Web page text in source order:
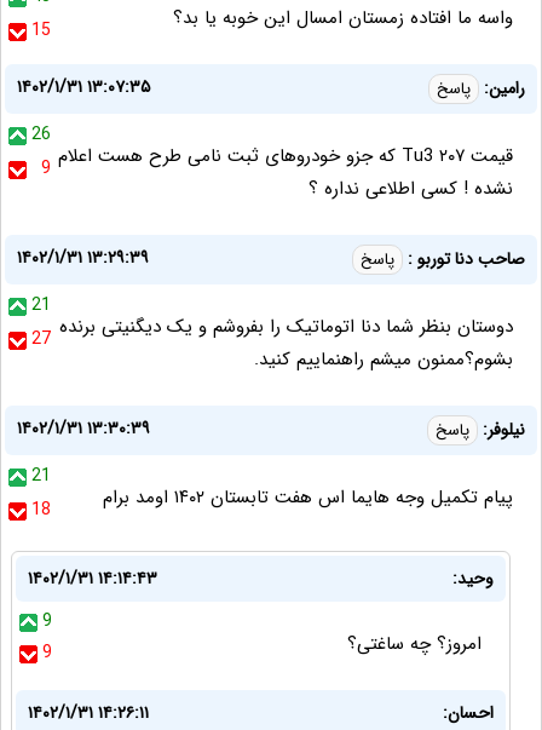
15
واسه ما افتاده زمستان امسال این خوبه یا بد؟
رامین: پاسخ
۱۴۰۲/۱/۳۱ ۱۳:۰۷:۳۵
26
9 قیمت ۲۰۷ Tu3 که جزو خودروهای ثبت نامی طرح هست اعلام
نشده ! کسی اطلاعی نداره ؟
صاحب دنا توربو : پاسخ
۱۴۰۲/۱/۳۱ ۱۳:۲۹:۳۹
21
27 دوستان بنظر شما دنا اتوماتیک را بفروشم و یک دیگنیتی برنده
بشوم؟ممنون میشم راهنماییم کنید.
نیلوفر: پاسخ
۱۴۰۲/۱/۳۱ ۱۳:۳۰:۳۹
21
18
پیام تکمیل وجه هایما اس هفت تابستان ۱۴۰۲ اومد برام
وحید:
۱۴۰۲/۱/۳۱ ۱۴:۱۴:۴۳
9
9
امروز؟ چه ساغتی؟
احسان:
۱۴۰۲/۱/۳۱ ۱۴:۲۶:۱۱